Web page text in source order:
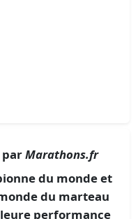
parMarathons.fr
du monde et
du marteau
performance